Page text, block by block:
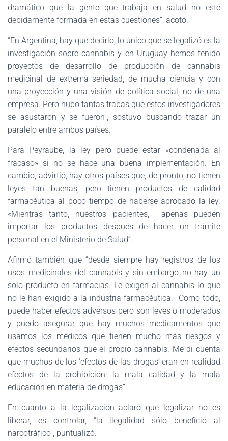
dramático que la gente que trabaja en salud no esté
debidamente formada en estas cuestiones”, acotó.
“En Argentina, hay que decirlo, lo único que se legalizó es la
investigación sobre cannabis y en Uruguay hemos tenido
proyectos de desarrollo de producción de cannabis
medicinal de extrema seriedad, de mucha ciencia y con
una proyección y una visión de política social, no de una
empresa. Pero hubo tantas trabas que estos investigadores
se asustaron y se fueron”, sostuvo buscando trazar un
paralelo entre ambos países.
Para Peyraube, la ley pero puede estar «condenada al
fracaso» si no se hace una buena implementación. En
cambio, advirtió, hay otros países que, de pronto, no tienen
leyes tan buenas, pero tienen productos de calidad
farmacéutica al poco tiempo de haberse aprobado la ley.
«Mientras tanto, nuestros pacientes, apenas pueden
importar los productos después de hacer un trámite
personal en el Ministerio de Salud”.
Afirmó también que “desde siempre hay registros de los
usos medicinales del cannabis y sin embargo no hay un
solo producto en farmacias. Le exigen al cannabis lo que
no le han exigido a la industria farmacéutica. Como todo,
puede haber efectos adversos pero son leves o moderados
y puedo asegurar que hay muchos medicamentos que
usamos los médicos que tienen mucho más riesgos y
efectos secundarios que el propio cannabis. Me di cuenta
que muchos de los ‘efectos de las drogas’ eran en realidad
efectos de la prohibición: la mala calidad y la mala
educación en materia de drogas”.
En cuanto a la legalización aclaró que legalizar no es
liberar, es controlar, “la ilegalidad sólo benefició al
narcotráfico”, puntualizó.